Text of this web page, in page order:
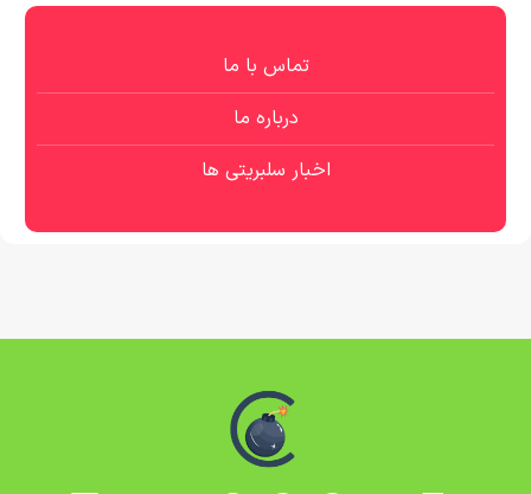
تماس با ما
درباره ما
اخبار سلبریتی ها